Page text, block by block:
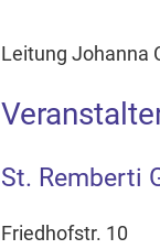
Leitung Johanna
St. Remberti
Friedhofstr. 10